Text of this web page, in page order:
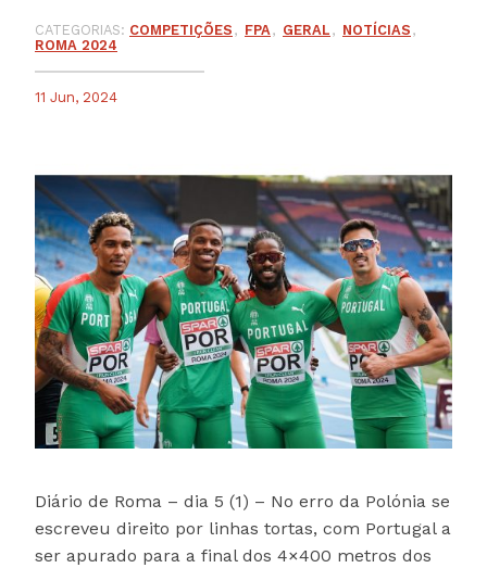
CATEGORIAS: COMPETIÇÕES FPA GERAL
NOTÍCIAS
ROMA 2024
11 Jun, 2024
Diário de Roma – dia 5 (1) – No erro da Polónia se
escreveu direito por linhas tortas, com Portugal a
ser apurado para a final dos 4×400 metros dos